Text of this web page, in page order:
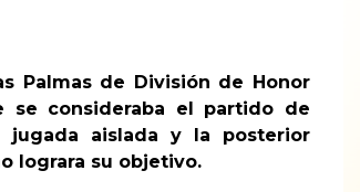
Palmas de División de Honor
se consideraba el partido de
aislada y la posterior
lograra su objetivo.